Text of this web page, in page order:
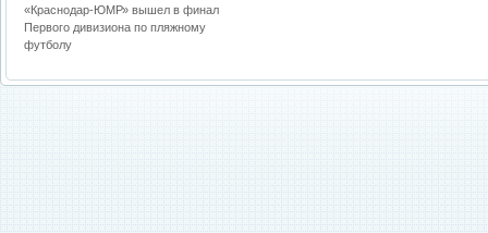
«Краснодар-ЮМР» вышел в финал
Первого дивизиона по пляжному
футболу